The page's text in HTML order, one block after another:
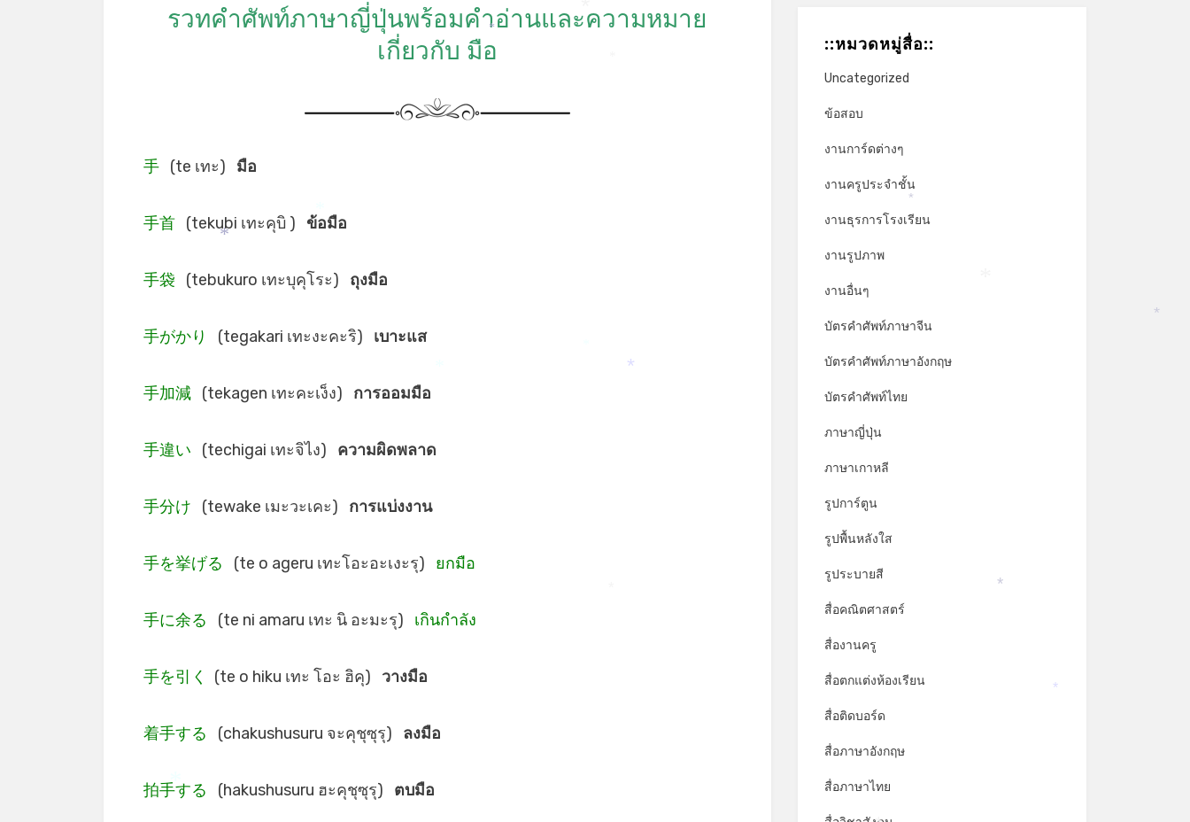
รวทคำศัพท์ภาษาญี่ปุ่นพร้อมคำอ่านและความหมาย
เกี่ยวกับ มือ
手 (te เทะ) มือ
手首 (tekubi เทะคุบิ ) ข้อมือ
手袋 (tebukuro เทะบุคุโระ) ถุงมือ
手がかり (tegakari เทะงะคะริ) เบาะแส
手加減 (tekagen เทะคะเง็ง) การออมมือ
手違い (techigai เทะจิไง) ความผิดพลาด
手分け (tewake เมะวะเคะ) การแบ่งงาน
手を挙げる (te o ageru เทะโอะอะเงะรุ) ยกมือ
手に余る (te ni amaru เทะ นิ อะมะรุ) เกินกำลัง
手を引く (te o hiku เทะ โอะ ฮิคุ) วางมือ
着手する (chakushusuru จะคุชุซุรุ) ลงมือ
拍手する (hakushusuru ฮะคุชุซุรุ) ตบมือ
::หมวดหมู่สื่อ::
Uncategorized
ข้อสอบ
งานการ์ดต่างๆ
งานครูประจำชั้น
งานธุรการโรงเรียน
งานรูปภาพ
งานอื่นๆ
บัตรคำศัพท์ภาษาจีน
บัตรคำศัพท์ภาษาอังกฤษ
บัตรคำศัพท์ไทย
ภาษาญี่ปุ่น
ภาษาเกาหลี
รูปการ์ตูน
รูปพื้นหลังใส
รูประบายสี
สื่อคณิตศาสตร์
สื่องานครู
สื่อตกแต่งห้องเรียน
สื่อติดบอร์ด
สื่อภาษาอังกฤษ
สื่อภาษาไทย
*
*
*
*
*